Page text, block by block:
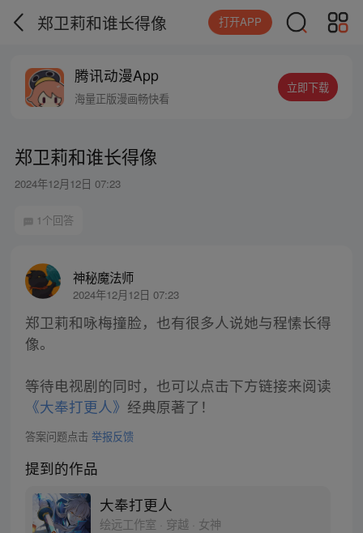
郑卫莉和谁长得像 打开APP
腾讯动漫App
海量正版漫画畅快看
立即下载
郑卫莉和谁长得像
2024年12月12日 07:23
1个回答
神秘魔法师
2024年12月12日 07:23
郑卫莉和咏梅撞脸，也有很多人说她与程愫长得
像。
等待电视剧的同时，也可以点击下方链接来阅读
《大奉打更人》 经典原著了！
答案问题点击 举报反馈
提到的作品
大奉打更人
绘远工作室 · 穿越 · 女神